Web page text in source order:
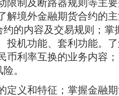
限制及断路器规则等主
解境外金融期货合约的
的内容及交易规则；
投机功能、套利功能。
币利率互换的业务内容
。
义和特征；掌握金融期